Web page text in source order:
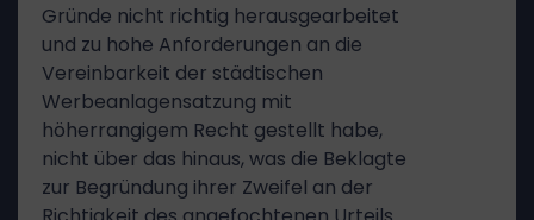
Gründe nicht richtig herausgearbeitet
und zu hohe Anforderungen an die
Vereinbarkeit der städtischen
Werbeanlagensatzung mit
höherrangigem Recht gestellt habe,
nicht über das hinaus, was die Beklagte
zur Begründung ihrer Zweifel an der